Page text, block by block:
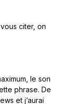
citer, on
le son
phrase. De
et j’aurai